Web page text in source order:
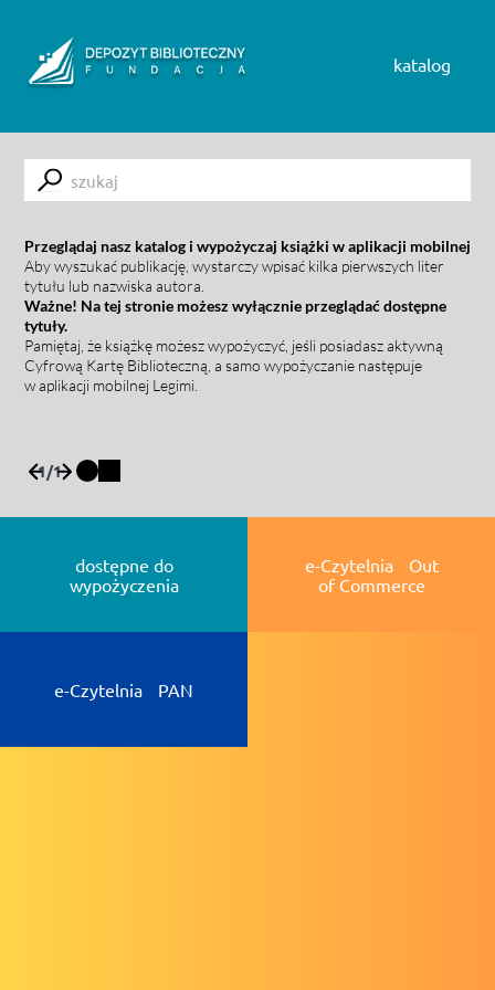
katalog
Submit
Przeglądaj nasz katalog i wypożyczaj książki w aplikacji mobilnej
Aby wyszukać publikację, wystarczy wpisać kilka pierwszych liter
tytułu lub nazwiska autora.
Ważne! Na tej stronie możesz wyłącznie przeglądać dostępne
tytuły.
Pamiętaj, że książkę możesz wypożyczyć, jeśli posiadasz aktywną
Cyfrową Kartę Biblioteczną, a samo wypożyczanie następuje
w aplikacji mobilnej Legimi.
1/1
dostępne do
wypożyczenia
e-Czytelnia Out
of Commerce
e-Czytelnia PAN